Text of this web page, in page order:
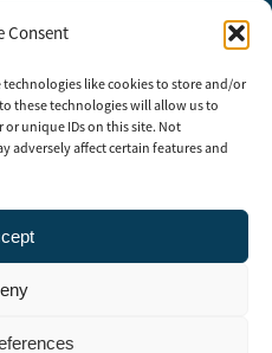
Consent
technologies like cookies to store and/or
these technologies will allow us to
or unique IDs on this site. Not
adversely affect certain features and
och informera om
Rådet träffas tre till